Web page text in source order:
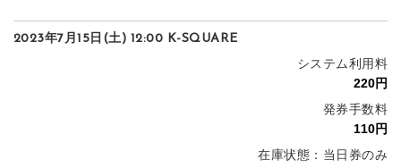
2023年7月15日(土) 12:00 K-SQUARE
システム利用料
発券手数料
在庫状態：当日券のみ